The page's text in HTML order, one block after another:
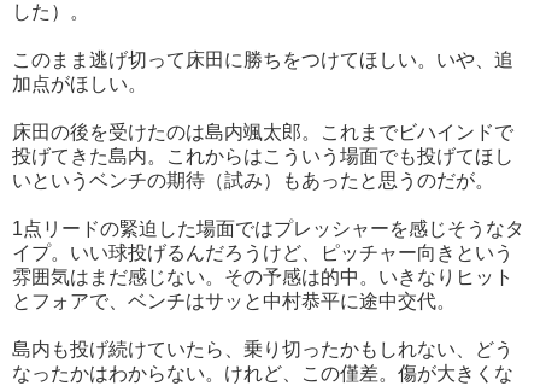
した）。
このまま逃げ切って床田に勝ちをつけてほしい。いや、追
加点がほしい。
床田の後を受けたのは島内颯太郎。これまでビハインドで
投げてきた島内。これからはこういう場面でも投げてほし
いというベンチの期待（試み）もあったと思うのだが。
1点リードの緊迫した場面ではプレッシャーを感じそうなタ
イプ。いい球投げるんだろうけど、ピッチャー向きという
雰囲気はまだ感じない。その予感は的中。いきなりヒット
とフォアで、ベンチはサッと中村恭平に途中交代。
島内も投げ続けていたら、乗り切ったかもしれない、どう
なったかはわからない。けれど、この僅差。傷が大きくな